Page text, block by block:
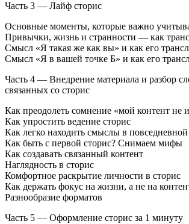
Часть 3 — Лайф сторис
Основные моменты, которые важно
Привычки, жизнь и странности — как
Смысл «Я такая же как вы» и как его
Смысл «Я в вашей точке Б» и как его
Часть 4 — Внедрение материала и разбор
связанных со сторис
Как преодолеть сомнение «мой контент не
Как упростить ведение сторис
Как легко находить смыслы в
Как быть с первой сторис? Снимаем мифы
Как создавать связанный контент
Наглядность в сторис
Комфортное раскрытие личности в сторис
Как держать фокус на жизни, а не на
Разнообразие форматов
Часть 5 — Оформление сторис за 1 минуту